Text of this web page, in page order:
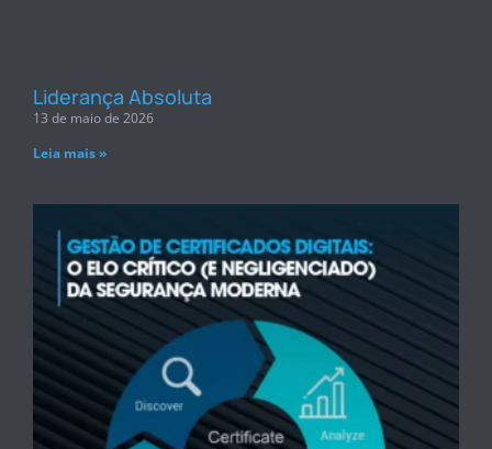
Liderança Absoluta
13 de maio de 2026
Leia mais »